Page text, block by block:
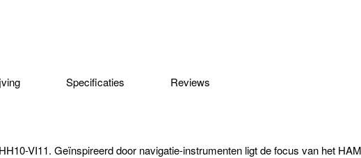
Specificaties Reviews
VI11. Geïnspireerd door navigatie-instrumenten ligt de focus van het